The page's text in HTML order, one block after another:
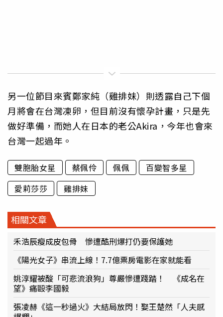
另一位節目來賓鄭家純（雞排妹）則透露自己下個
月將會在台灣凍卵，但目前沒有懷孕計畫，只是先
做好準備，而她人在日本的老公Akira，今年也會來
台灣一起過年。
雙胞胎女星 蔡佩伶 佩佩
百變智多星
愛莉莎莎
雞排妹
相關文章
禾浩辰瘦成皮包骨 慘遭酷刑爆打仍要保護她
《陽光女子》串流上線！7.7億票房電影在家就能看
姚淳耀被酸「可悲流浪狗」尊嚴慘遭踐踏！ 《成名在
望》痛毆李國毅
張凌赫《這一秒過火》大結局放閃！娶王楚然「人夫感